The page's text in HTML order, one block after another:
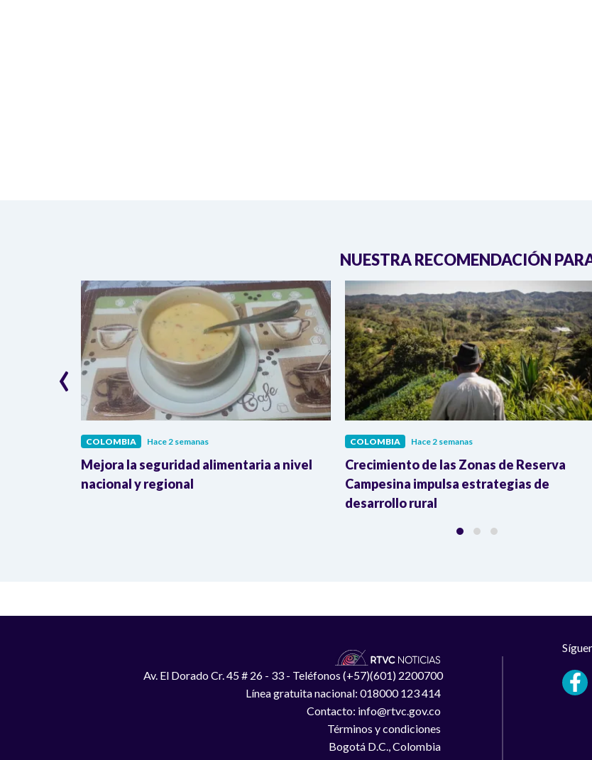
NUESTRA RECOMENDACIÓN
COLOMBIA Hace 2 semanas
Mejora la seguridad alimentaria a nivel
nacional y regional
COLOMBIA Hace 2 semanas
Crecimiento de las Zonas de Reserva
Campesina impulsa estrategias de
desarrollo rural
‹
Av. El Dorado Cr. 45 # 26 - 33 - Teléfonos (+57)(601) 2200700
Línea gratuita nacional: 018000 123 414
Contacto: info@rtvc.gov.co
Términos y condiciones
Bogotá D.C., Colombia